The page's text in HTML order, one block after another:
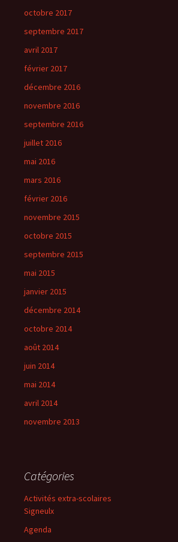
octobre 2017
septembre 2017
avril 2017
février 2017
décembre 2016
novembre 2016
septembre 2016
juillet 2016
mai 2016
mars 2016
février 2016
novembre 2015
octobre 2015
septembre 2015
mai 2015
janvier 2015
décembre 2014
octobre 2014
août 2014
juin 2014
mai 2014
avril 2014
novembre 2013
Catégories
Activités extra-scolaires
Signeulx
Agenda